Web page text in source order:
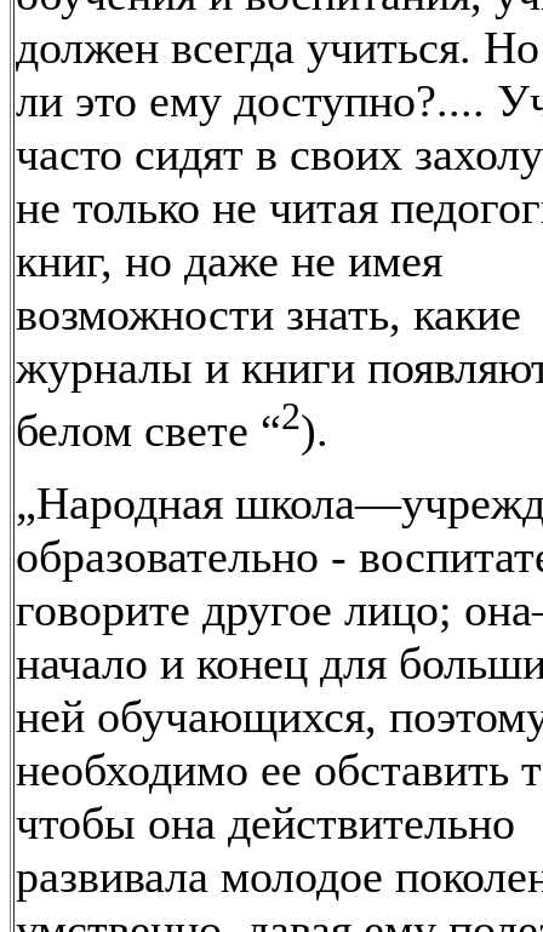
должен всегда учиться.
ли это ему доступно?....
часто сидят в своих
не только не читая
книг, но даже не имея
возможности знать, какие
журналы и книги
белом свете “2).
„Народная
образовательно -
говорите другое лицо;
начало и конец для
ней обучающихся,
необходимо ее обставить
чтобы она действительно
развивала молодое